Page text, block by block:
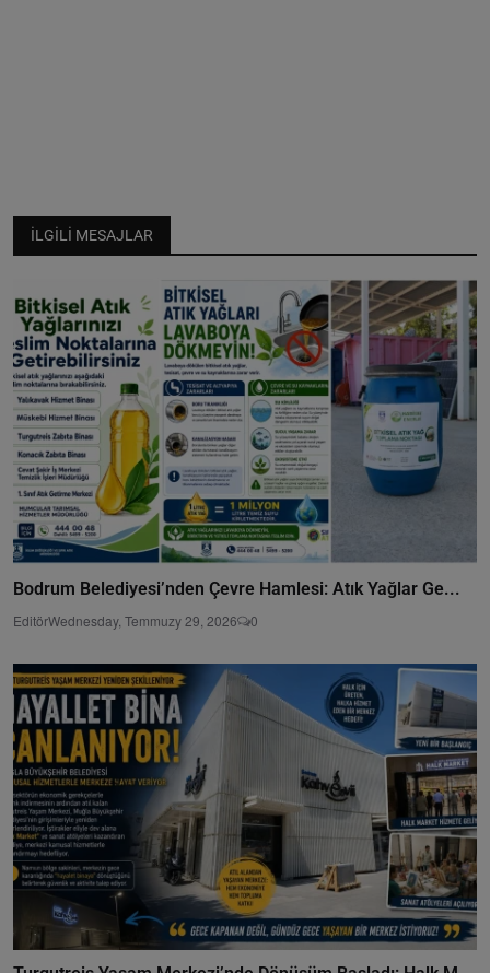
İLGILI MESAJLAR
Bodrum Belediyesi’nden Çevre Hamlesi: Atık Yağlar Ge...
EditörWednesday, Temmuzy 29, 2026 0